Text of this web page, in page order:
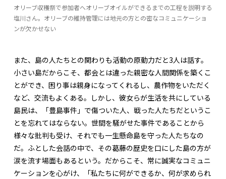
オリーブ収穫祭で参加者へオリーブオイルができるまでの工程を説明する
塩川さん。オリーブの維持管理には地元の方との密なコミュニケーショ
ンが欠かせない
また、島の人たちとの関わりも活動の原動力だと3人は話す。
小さい島だからこそ、都会とは違った親密な人間関係を築くこ
とができ、困り事は親身になってくれるし、農作物をいただく
など、交流もよくある。しかし、彼女らが生活を共にしている
島民は、「豊島事件」で傷ついた人、戦った人たちだというこ
とを忘れてはならない。世間を騒がせた事件であることから
様々な批判も受け、それでも一生懸命島を守った人たちなの
だ。ふとした会話の中で、その葛藤の歴史を口にした島の方が
涙を流す場面もあるという。だからこそ、常に誠実なコミュニ
ケーションを心がけ、「私たちに何ができるか、何が求められ